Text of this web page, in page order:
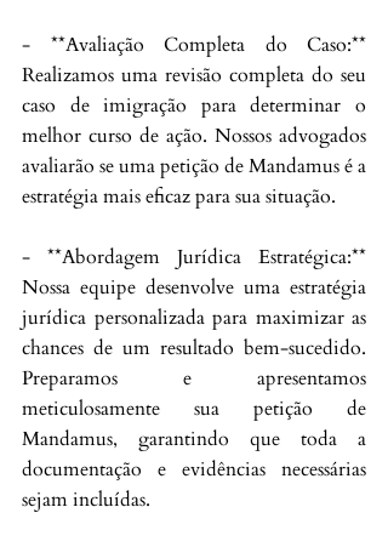
- **Avaliação Completa do Caso:**
Realizamos uma revisão completa do seu
caso de imigração para determinar o
melhor curso de ação. Nossos advogados
avaliarão se uma petição de Mandamus é a
estratégia mais eficaz para sua situação.
- **Abordagem Jurídica Estratégica:**
Nossa equipe desenvolve uma estratégia
jurídica personalizada para maximizar as
chances de um resultado bem-sucedido.
Preparamos e apresentamos
meticulosamente sua petição de
Mandamus, garantindo que toda a
documentação e evidências necessárias
sejam incluídas.